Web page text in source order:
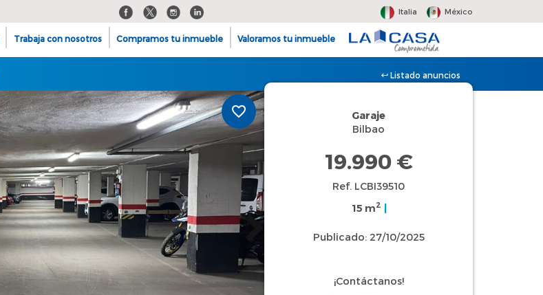
Italia México
Trabaja con nosotros Compramos tu inmueble Valoramos tu inmueble
Listado anuncios
Garaje
Bilbao
19.990 €
Ref. LCBI39510
15 m2
Publicado: 27/10/2025
¡Contáctanos!